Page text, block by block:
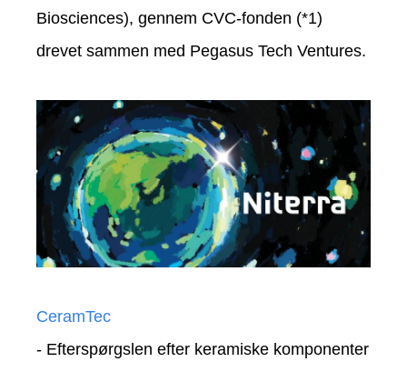
Biosciences), gennem CVC-fonden (*1)
drevet sammen med Pegasus Tech Ventures.
CeramTec
- Efterspørgslen efter keramiske komponenter